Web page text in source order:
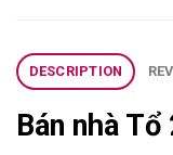
DESCRIPTION
Bán nhà